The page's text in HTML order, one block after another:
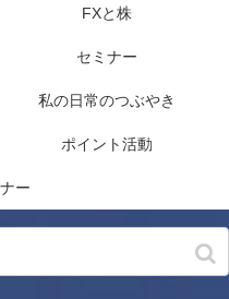
FXと株
セミナー
私の日常のつぶやき
ポイント活動
ー